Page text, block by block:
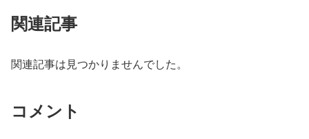
関連記事
関連記事は見つかりませんでした。
コメント